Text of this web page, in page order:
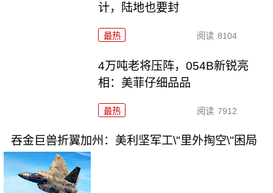
计，陆地也要封
最热 阅读 8104
4万吨老将压阵，054B新锐亮
相：美菲仔细品品
最热 阅读 7912
吞金巨兽折翼加州：美利坚军工\"里外掏空\"困局